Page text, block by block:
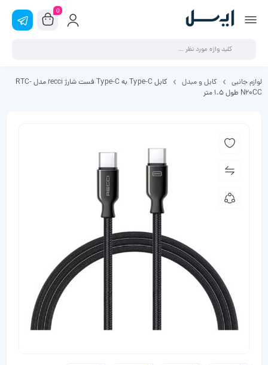
0
لوازم جانبی کابل و مبدل
کابل Type-C به Type-C فست شارژ recci مدل RTC-
N20CC طول 1.5 متر